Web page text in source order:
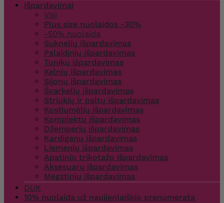
Išpardavimai
Visi
Plus size nuolaidos -30%
-50% nuolaida
Suknelių išpardavimas
Palaidinių išpardavimas
Tunikų išpardavimas
Kelnių išpardavimas
Sijonų išpardavimas
Švarkelių išpardavimas
Striukių ir paltų išpardavimas
Kostiumėlių išpardavimas
Komplektų išpardavimas
Džemperių išpardavimas
Kardiganų išpardavimas
Liemenių išpardavimas
Apatinio trikotažo išpardavimas
Aksesuarų išpardavimas
Megztinių išpardavimas
DUK
10% nuolaida už naujienlaiškio prenumeratą